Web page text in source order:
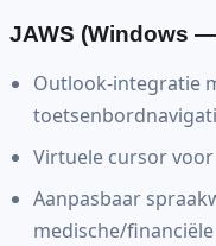
JAWS (Windows
Outlook-integratie
Virtuele cursor
Aanpasbaar
medische/